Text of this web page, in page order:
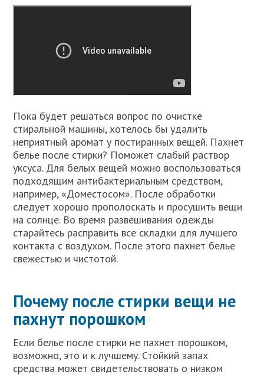
Пока будет решаться вопрос по очистке
стиральной машины, хотелось бы удалить
неприятный аромат у постиранных вещей. Пахнет
белье после стирки? Поможет слабый раствор
уксуса. Для белых вещей можно воспользоваться
подходящим антибактериальным средством,
например, «Доместосом». После обработки
следует хорошо прополоскать и просушить вещи
на солнце. Во время развешивания одежды
старайтесь расправить все складки для лучшего
контакта с воздухом. После этого пахнет белье
свежестью и чистотой.
Почему после стирки вещи не
пахнут порошком
Если белье после стирки не пахнет порошком,
возможно, это и к лучшему. Стойкий запах
средства может свидетельствовать о низком